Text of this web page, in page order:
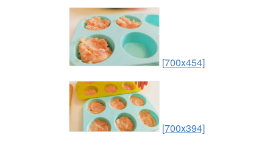
[700x454]
[700x394]